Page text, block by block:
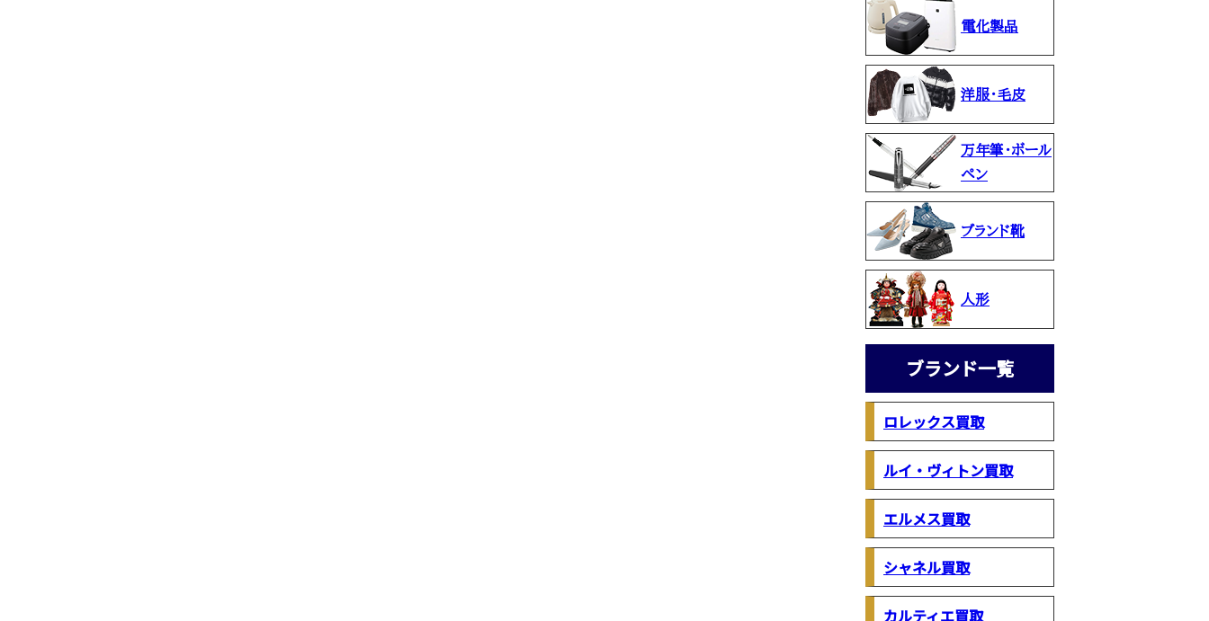
電化製品
洋服・毛皮
万年筆・ボール
ペン
ブランド靴
人形
ブランド一覧
ロレックス買取
ルイ・ヴィトン買取
エルメス買取
シャネル買取
カルティエ買取